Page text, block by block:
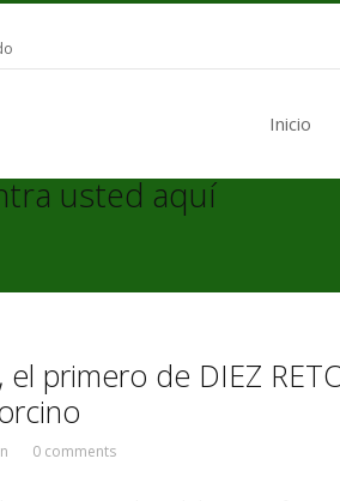
Inicio
usted aquí
el primero de DIEZ
0 comments